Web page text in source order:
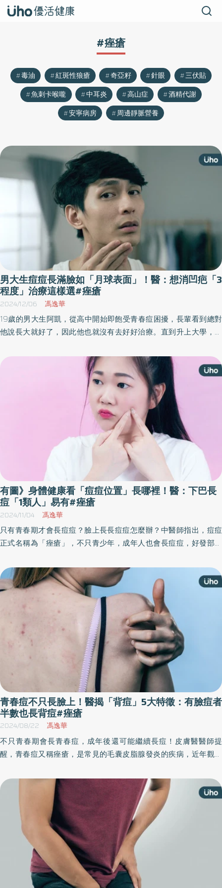
#痤瘡
毒油 紅斑性狼瘡 奇亞籽 針眼
三伏貼
魚刺卡喉嚨
中耳炎 高山症
酒精代謝
安寧病房
周邊靜脈營養
男大生痘痘長滿臉如「月球表面」！醫：想消凹疤「3
程度」治療這樣選#痤瘡
2024/12/06 馮逸華
19歲的男大生阿凱，從高中開始即飽受青春痘困擾，長輩看到總對
他說長大就好了，因此他也就沒有去好好治療。直到升上大學，臉
膿結疤，甚至產生許多難以消除、有如「月球表面」的凹陷痘痕，
外觀問題更使他感到自卑。
有圖》身體健康看「痘痘位置」長哪裡！醫：下巴長
痘「1類人」易有#痤瘡
2024/11/04 馮逸華
只有青春期才會長痘痘？臉上長長痘痘怎麼辦？中醫師指出，痘痘
正式名稱為「痤瘡」，不只青少年，成年人也會長痘痘，好發部位
時，就容易造成毛孔阻塞，受到皮膚表面原本就存在的痤瘡桿菌感
染後，就會發炎、形成痤瘡。
青春痘不只長臉上！醫揭「背痘」5大特徵：有臉痘者
半數也長背痘#痤瘡
2024/08/22 馮逸華
不只青春期會長青春痘，成年後還可能繼續長痘！皮膚醫醫師提
醒，青春痘又稱痤瘡，是常見的毛囊皮脂腺發炎的疾病，近年觀察
都還可能長痘痘；除了臉部青春痘之外，身體痘以背痘佔3成為最常
見的部位，若不積極治療不僅不會自己好，還可能留下永久性痘